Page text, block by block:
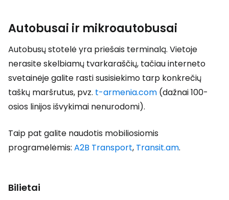
Autobusai ir mikroautobusai
Autobusų stotelė yra priešais terminalą. Vietoje
nerasite skelbiamų tvarkaraščių, tačiau interneto
svetainėje galite rasti susisiekimo tarp konkrečių
taškų maršrutus, pvz. t-armenia.com (dažnai 100-
osios linijos išvykimai nenurodomi).
Taip pat galite naudotis mobiliosiomis
programėlėmis: A2B Transport, Transit.am.
Bilietai